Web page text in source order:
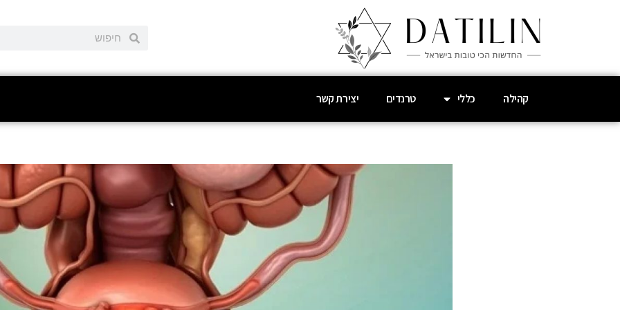
קהילה כללי טרנדים יצירת קשר